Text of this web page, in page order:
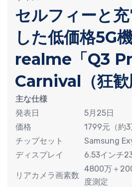
セルフィーと
した低価格5G機
realme「Q3
Carnival（狂歓
主な仕様
発表日
5月25日
価格
1799元（約3
チップセット
Samsung
ディスプレイ
6.53インチ
リアカメラ画素数
4800万＋
度測定